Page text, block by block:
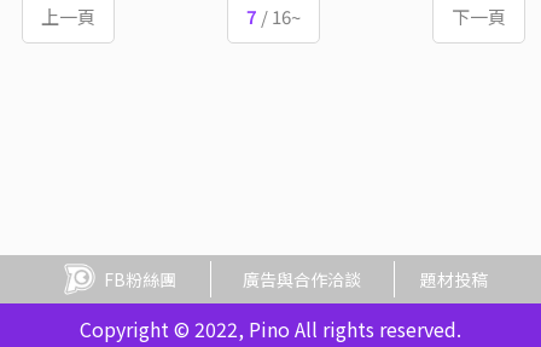
上一頁 7 / 16~ 下一頁
FB粉絲團 廣告與合作洽談 題材投稿
Copyright © 2022, Pino All rights reserved.